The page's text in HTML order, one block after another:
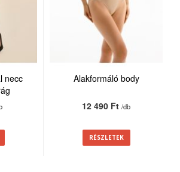
necc
Alakformáló body
12 490 Ft/db
RÉSZLETEK